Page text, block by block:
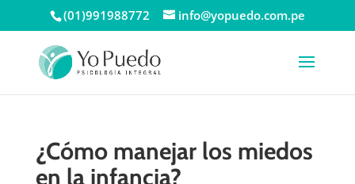
(01)991988772 info@yopuedo.com.pe
¿Cómo manejar los miedos
en la infancia?